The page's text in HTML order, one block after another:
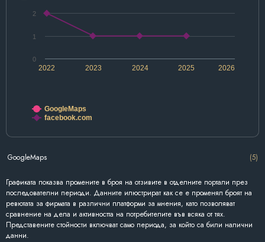
2022 2024 2026
2023 2025
0
1
2
GoogleMaps
facebook.com
GoogleMaps (5)
Графиката показва промените в броя на отзивите в отделните портали през
последователни периоди. Данните илюстрират как се е променял броят на
ревютата за фирмата в различни платформи за мнения, като позволяват
сравнение на дела и активността на потребителите във всяка от тях.
Представените стойности включват само периода, за който са били налични
данни.